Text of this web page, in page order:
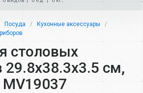
Посуда
Кухонные аксессуары
столовых
29.8х38.3х3.5 см,